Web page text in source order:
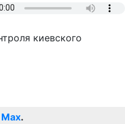
киевского
Max.